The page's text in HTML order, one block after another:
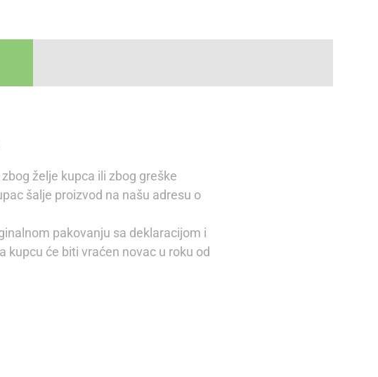
želje kupca ili zbog greške
šalje proizvod na našu adresu o
pakovanju sa deklaracijom i
kupcu će biti vraćen novac u roku od